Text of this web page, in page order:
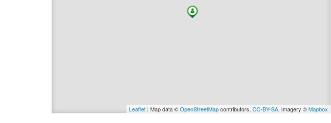
Leaflet | Map data ©OpenStreetMapcontributors, CC-BY-SA, Imagery ©Mapbox